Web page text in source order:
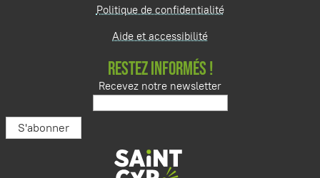
Politique de confidentialité
Aide et accessibilité
RESTEZ INFORMÉS !
Recevez notre newsletter